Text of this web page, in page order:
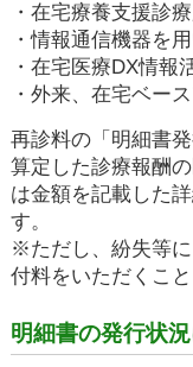
・在宅療養支援診
・情報通信機器を
・在宅医療DX情報
・外来、在宅ベー
再診料の「明細書発
算定した診療報酬
は金額を記載した
す。
※ただし、紛失等
付料をいただくこ
明細書の発行状